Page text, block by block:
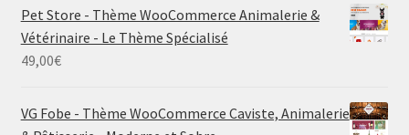
Pet Store - Thème WooCommerce Animalerie &
Vétérinaire - Le Thème Spécialisé
49,00€
VG Fobe - Thème WooCommerce Caviste, Animalerie